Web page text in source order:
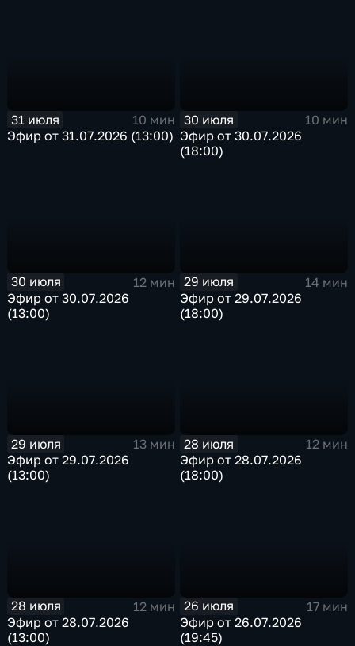
31 июля
10 мин
Эфир от 31.07.2026 (13:00)
30 июля
10 мин
Эфир от 30.07.2026
(18:00)
30 июля
12 мин
Эфир от 30.07.2026
(13:00)
29 июля
14 мин
Эфир от 29.07.2026
(18:00)
29 июля
13 мин
Эфир от 29.07.2026
(13:00)
28 июля
12 мин
Эфир от 28.07.2026
(18:00)
28 июля
12 мин
Эфир от 28.07.2026
(13:00)
26 июля
17 мин
Эфир от 26.07.2026
(19:45)